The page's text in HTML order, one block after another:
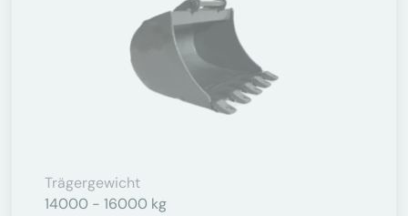
Trägergewicht
14000 - 16000 kg